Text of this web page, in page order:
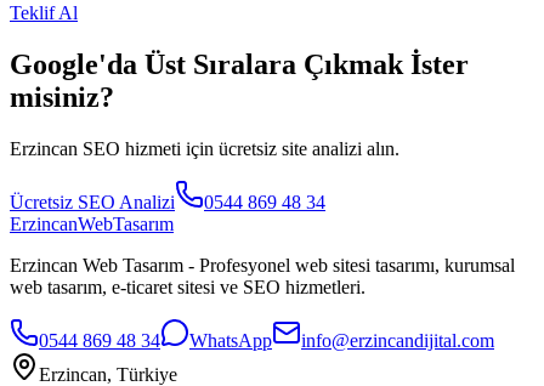
Teklif Al
Google'da Üst Sıralara Çıkmak İster
misiniz?
Erzincan SEO hizmeti için ücretsiz site analizi alın.
Ücretsiz SEO Analizi
0544 869 48 34
ErzincanWebTasarım
Erzincan Web Tasarım - Profesyonel web sitesi tasarımı, kurumsal
web tasarım, e-ticaret sitesi ve SEO hizmetleri.
0544 869 48 34 WhatsApp
info@erzincandijital.com
Erzincan, Türkiye